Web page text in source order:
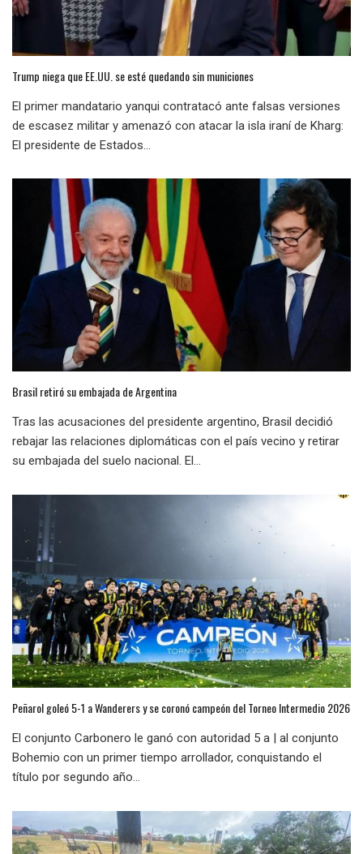
Trump niega que EE.UU. se esté quedando sin municiones
El primer mandatario yanqui contratacó ante falsas versiones
de escasez militar y amenazó con atacar la isla iraní de Kharg:
El presidente de Estados...
Brasil retiró su embajada de Argentina
Tras las acusaciones del presidente argentino, Brasil decidió
rebajar las relaciones diplomáticas con el país vecino y retirar
su embajada del suelo nacional. El...
Peñarol goleó 5-1 a Wanderers y se coronó campeón del Torneo Intermedio 2026
El conjunto Carbonero le ganó con autoridad 5 a | al conjunto
Bohemio con un primer tiempo arrollador, conquistando el
título por segundo año...